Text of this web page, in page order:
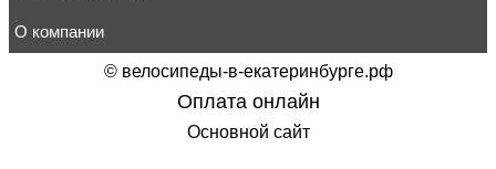
Квадроцикл Wels ATV THUNDER EVO 125 X ST s-
О компании
© велосипеды-в-екатеринбурге.рф
Оплата онлайн
Основной сайт